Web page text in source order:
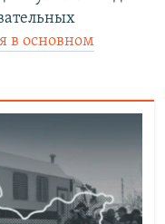
в основном